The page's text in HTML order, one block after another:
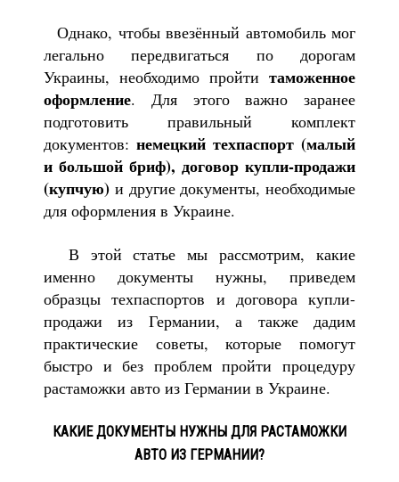
Однако, чтобы ввезённый автомобиль мог
легально передвигаться по дорогам
Украины, необходимо пройти таможенное
оформление. Для этого важно заранее
подготовить правильный комплект
документов: немецкий техпаспорт (малый
и большой бриф), договор купли-продажи
(купчую) и другие документы, необходимые
для оформления в Украине.
В этой статье мы рассмотрим, какие
именно документы нужны, приведем
образцы техпаспортов и договора купли-
продажи из Германии, а также дадим
практические советы, которые помогут
быстро и без проблем пройти процедуру
растаможки авто из Германии в Украине.
КАКИЕ ДОКУМЕНТЫ НУЖНЫ ДЛЯ РАСТАМОЖКИ
АВТО ИЗ ГЕРМАНИИ?